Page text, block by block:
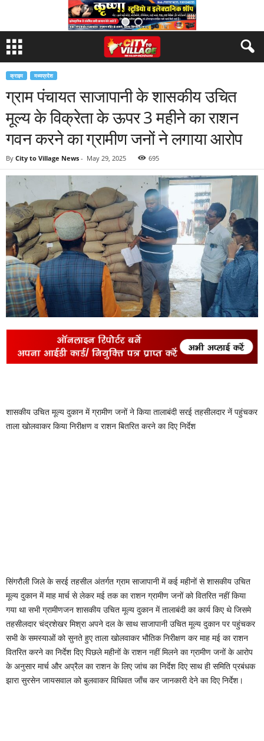
क्राइम मध्यप्रदेश
ग्राम पंचायत साजापानी के शासकीय उचित
मूल्य के विक्रेता के ऊपर 3 महीने का राशन
गवन करने का ग्रामीण जनों ने लगाया आरोप
By City to Village News - May 29, 2025 695
शासकीय उचित मूल्य दुकान में ग्रामीण जनों ने किया तालाबंदी सरई तहसीलदार नें पहुंचकर
ताला खोलवाकर किया निरीक्षण व राशन बितरित करने का दिए निर्देश
सिंगरौली जिले के सरई तहसील अंतर्गत ग्राम साजापानी में कई महीनों से शासकीय उचित
मूल्य दुकान में माह मार्च से लेकर मई तक का राशन ग्रामीण जनों को वितरित नहीं किया
गया था सभी ग्रामीणजन शासकीय उचित मूल्य दुकान में तालाबंदी का कार्य किए थे जिसमे
तहसीलदार चंद्रशेखर मिश्रा अपने दल के साथ साजापानी उचित मूल्य दुकान पर पहुंचकर
सभी के समस्याओं को सुनते हुए ताला खोलवाकर भौतिक निरीक्षण कर माह मई का राशन
वितरित करने का निर्देश दिए पिछले महीनों के राशन नहीं मिलने का ग्रामीण जनों के आरोप
के अनुसार मार्च और अप्रैल का राशन के लिए जांच का निर्देश दिए साथ ही समिति प्रबंधक
झारा सुरसेन जायसवाल को बुलवाकर विधिवत जाँच कर जानकारी देने का दिए निर्देश।